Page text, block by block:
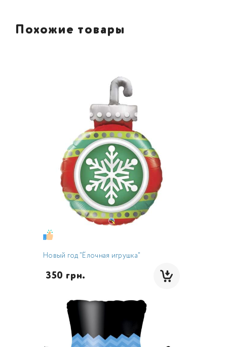
Похожие товары
Новый год "Ёлочная игрушка"
350 грн.